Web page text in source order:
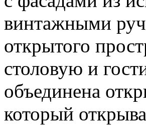
винтажными
открытого
столовую и
объединена
который